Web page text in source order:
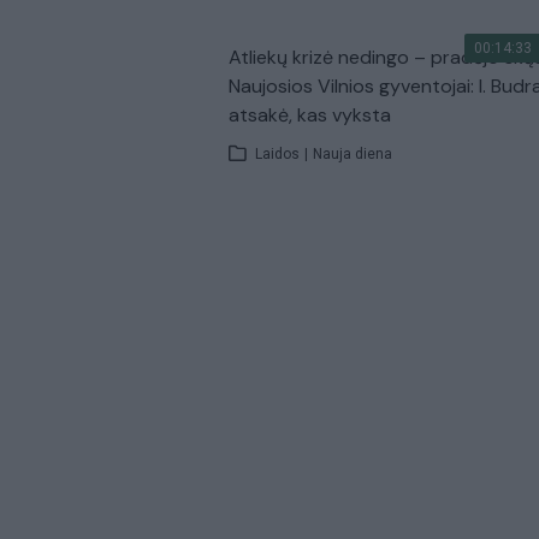
00:14:33
Atliekų krizė nedingo – pradėjo
Naujosios Vilnios gyventojai: I.
atsakė, kas vyksta
Laidos | Nauja diena